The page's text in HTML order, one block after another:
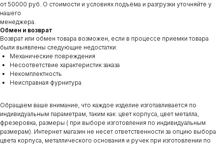
от 50000 руб. О стоимости и условиях подъёма и разгрузки уточняйте у
нашего
менеджера.
Обмен и возврат
Возврат или обмен товара возможен, если в процессе приемки товара
были выявлены следующие недостатки:
Механические повреждения
Несоответствие характеристик заказа
Некомплектность
Неисправная фурнитура
Обращаем ваше внимание, что каждое изделие изготавливается по
индивидуальным параметрам, таким как: цвет корпуса, цвет металла,
фрезеровка, размеры ( при выборе изготовления по индивидуальным
размерам). Интернет магазин не несет ответственности за опцию выбора
цвета корпуса, металлического основания и ручек при изготовлении по